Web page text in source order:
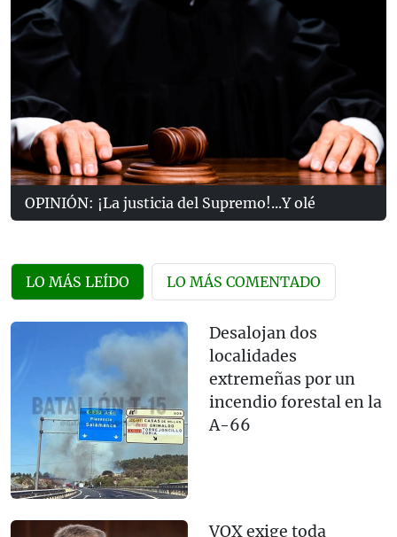
OPINIÓN: ¡La justicia del Supremo!...Y olé
LO MÁS LEÍDO LO MÁS COMENTADO
Desalojan dos
localidades
extremeñas por un
incendio forestal en la
A-66
VOX exige toda